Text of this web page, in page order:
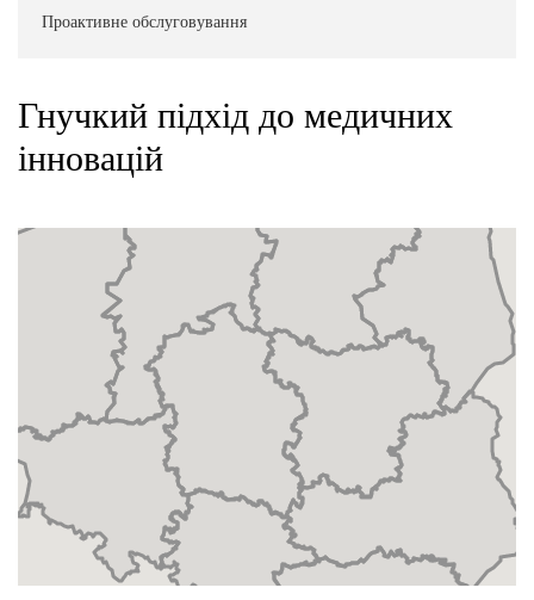
Проактивне обслуговування
Гнучкий підхід до медичних
інновацій